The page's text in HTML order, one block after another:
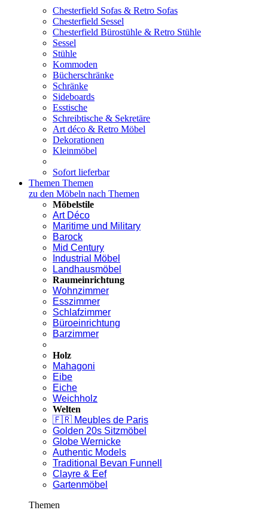
Chesterfield Sofas & Retro Sofas
Chesterfield Sessel
Chesterfield Bürostühle & Retro Stühle
Sessel
Stühle
Kommoden
Bücherschränke
Schränke
Sideboards
Esstische
Schreibtische & Sekretäre
Art déco & Retro Möbel
Dekorationen
Kleinmöbel
Sofort lieferbar
Themen Themen
zu den Möbeln nach Themen
Möbelstile
Art Déco
Maritime und Military
Barock
Mid Century
Industrial Möbel
Landhausmöbel
Raumeinrichtung
Wohnzimmer
Esszimmer
Schlafzimmer
Büroeinrichtung
Barzimmer
Holz
Mahagoni
Eibe
Eiche
Weichholz
Welten
🇫🇷 Meubles de Paris
Golden 20s Sitzmöbel
Globe Wernicke
Authentic Models
Traditional Bevan Funnell
Clayre & Eef
Gartenmöbel
Themen